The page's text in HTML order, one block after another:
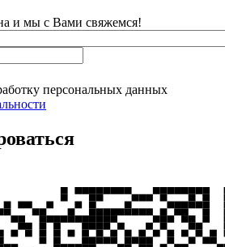
и мы с Вами свяжемся!
персональных данных